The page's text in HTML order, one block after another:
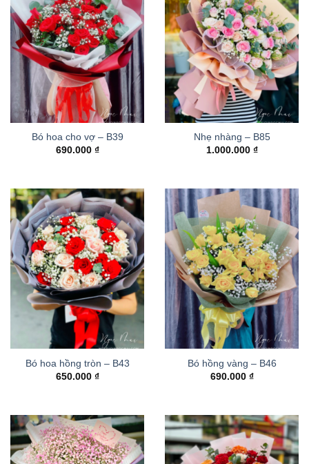
Bó hoa cho vợ – B39
690.000 ₫
Nhẹ nhàng – B85
1.000.000 ₫
Bó hoa hồng tròn – B43
650.000 ₫
Bó hồng vàng – B46
690.000 ₫